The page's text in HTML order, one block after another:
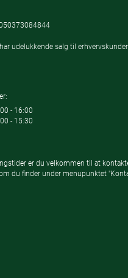
udelukkende salg til erhvervskunder.
- 16:00
- 15:30
er du velkommen til at
du finder under menupunktet